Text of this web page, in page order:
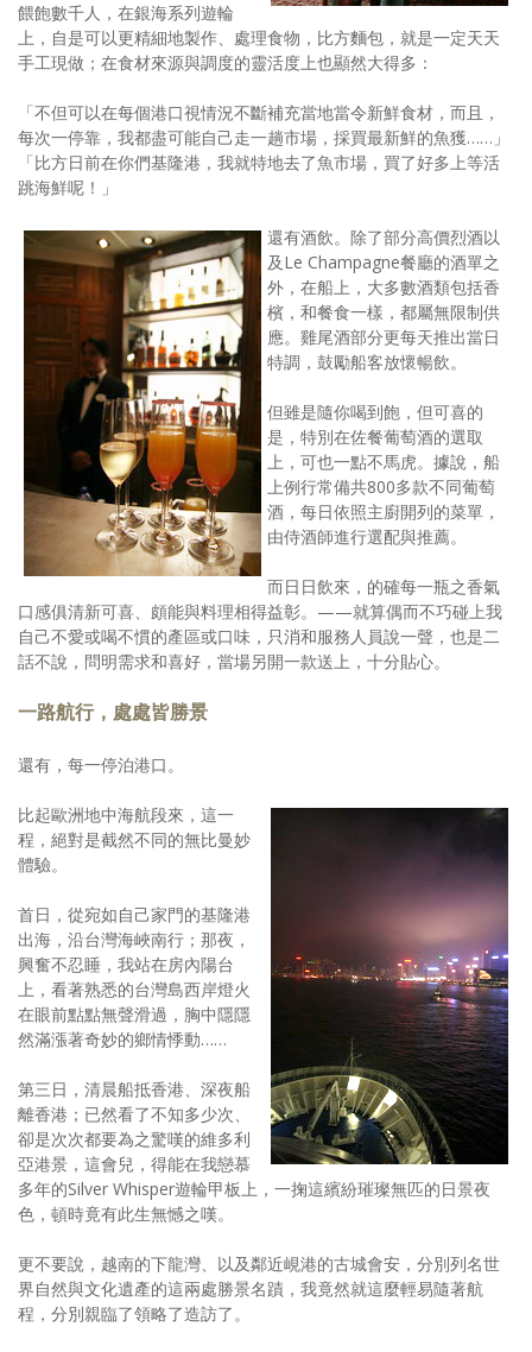
餵飽數千人，在銀海系列遊輪
上，自是可以更精細地製作、處理食物，比方麵包，就是一定天天
手工現做；在食材來源與調度的靈活度上也顯然大得多：
「不但可以在每個港口視情況不斷補充當地當令新鮮食材，而且，
每次一停靠，我都盡可能自己走一趟市場，採買最新鮮的魚獲……」
「比方日前在你們基隆港，我就特地去了魚市場，買了好多上等活
跳海鮮呢！」
還有酒飲。除了部分高價烈酒以
及Le Champagne餐廳的酒單之
外，在船上，大多數酒類包括香
檳，和餐食一樣，都屬無限制供
應。雞尾酒部分更每天推出當日
特調，鼓勵船客放懷暢飲。
但雖是隨你喝到飽，但可喜的
是，特別在佐餐葡萄酒的選取
上，可也一點不馬虎。據說，船
上例行常備共800多款不同葡萄
酒，每日依照主廚開列的菜單，
由侍酒師進行選配與推薦。
而日日飲來，的確每一瓶之香氣
口感俱清新可喜、頗能與料理相得益彰。——就算偶而不巧碰上我
自己不愛或喝不慣的產區或口味，只消和服務人員說一聲，也是二
話不說，問明需求和喜好，當場另開一款送上，十分貼心。
一路航行，處處皆勝景
還有，每一停泊港口。
比起歐洲地中海航段來，這一
程，絕對是截然不同的無比曼妙
體驗。
首日，從宛如自己家門的基隆港
出海，沿台灣海峽南行；那夜，
興奮不忍睡，我站在房內陽台
上，看著熟悉的台灣島西岸燈火
在眼前點點無聲滑過，胸中隱隱
然滿漲著奇妙的鄉情悸動……
第三日，清晨船抵香港、深夜船
離香港；已然看了不知多少次、
卻是次次都要為之驚嘆的維多利
亞港景，這會兒，得能在我戀慕
多年的Silver Whisper遊輪甲板上，一掬這繽紛璀璨無匹的日景夜
色，頓時竟有此生無憾之嘆。
更不要說，越南的下龍灣、以及鄰近峴港的古城會安，分別列名世
界自然與文化遺產的這兩處勝景名蹟，我竟然就這麼輕易隨著航
程，分別親臨了領略了造訪了。